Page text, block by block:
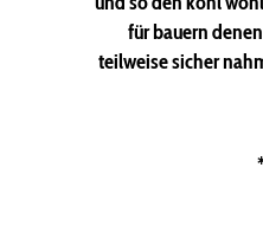
für bauern
teilweise sicher